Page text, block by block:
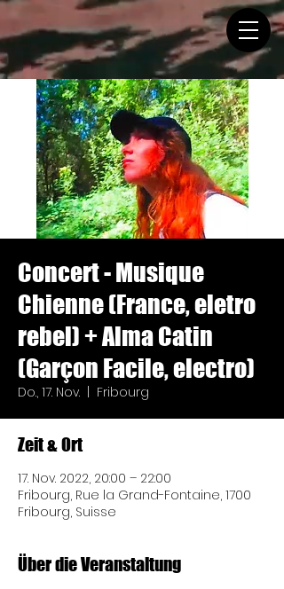
Concert - Musique
Chienne (France, eletro
rebel) + Alma Catin
(Garçon Facile, electro)
Do., 17. Nov. Fribourg
Zeit & Ort
17. Nov. 2022, 20:00 – 22:00
Fribourg, Rue la Grand-Fontaine, 1700
Fribourg, Suisse
Über die Veranstaltung